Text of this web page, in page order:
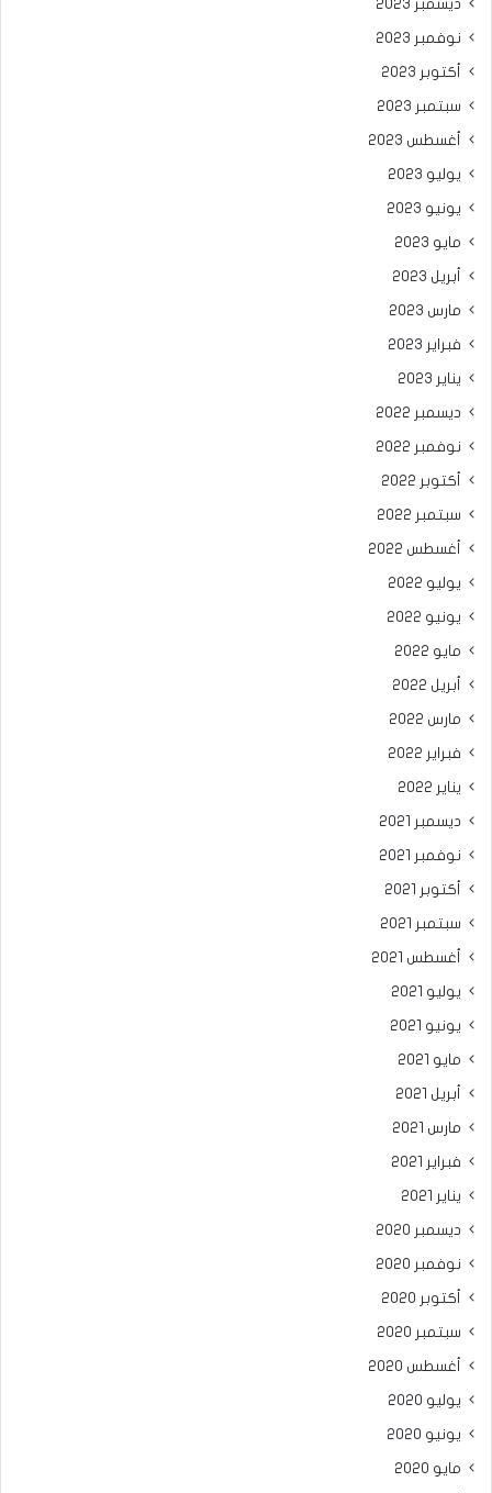
ديسمبر 2023
نوفمبر 2023
أكتوبر 2023
سبتمبر 2023
أغسطس 2023
يوليو 2023
يونيو 2023
مايو 2023
أبريل 2023
مارس 2023
فبراير 2023
يناير 2023
ديسمبر 2022
نوفمبر 2022
أكتوبر 2022
سبتمبر 2022
أغسطس 2022
يوليو 2022
يونيو 2022
مايو 2022
أبريل 2022
مارس 2022
فبراير 2022
يناير 2022
ديسمبر 2021
نوفمبر 2021
أكتوبر 2021
سبتمبر 2021
أغسطس 2021
يوليو 2021
يونيو 2021
مايو 2021
أبريل 2021
مارس 2021
فبراير 2021
يناير 2021
ديسمبر 2020
نوفمبر 2020
أكتوبر 2020
سبتمبر 2020
أغسطس 2020
يوليو 2020
يونيو 2020
مايو 2020